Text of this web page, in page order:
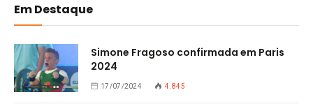
Em Destaque
Simone Fragoso confirmada em Paris
2024
17/07/2024 4.845